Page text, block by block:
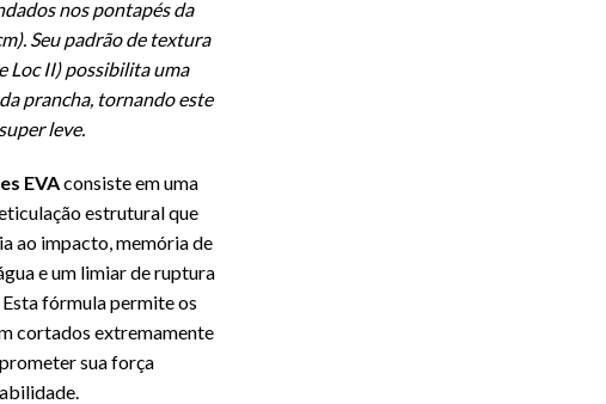
nos pontapés da
Seu padrão de textura
Loc II) possibilita uma
prancha, tornando este
leve.
EVAconsiste em uma
estrutural que
ao impacto, memória de
e um limiar de ruptura
fórmula permite os
cortados extremamente
sua força